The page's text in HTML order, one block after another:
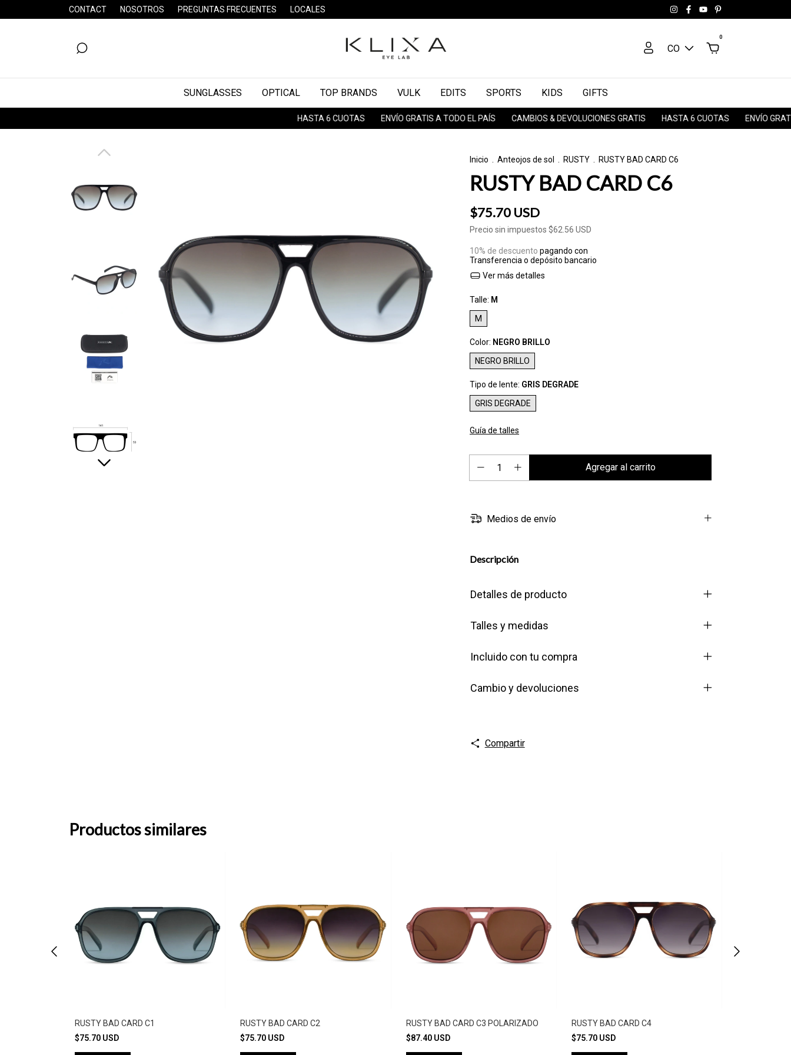
CONTACT NOSOTROS PREGUNTAS FRECUENTES LOCALES
CO
0
SUNGLASSES OPTICAL TOP BRANDS VULK EDITS SPORTS KIDS GIFTS
HASTA 6 CUOTAS ENVÍO GRATIS A TODO EL PAÍS CAMBIOS & DEVOLUCIONES GRATIS HASTA 6 CUOTAS ENVÍO GRATIS A
Inicio Anteojos de sol RUSTY RUSTY BAD CARD C6
RUSTY BAD CARD C6
$75.70 USD
Precio sin impuestos $62.56 USD
10% de descuento pagando con
Transferencia o depósito bancario
Ver más detalles
Talle: M
M
Color: NEGRO BRILLO
NEGRO BRILLO
Tipo de lente: GRIS DEGRADE
GRIS DEGRADE
Guía de talles
Medios de envío
Descripción
Detalles de producto
Talles y medidas
Incluido con tu compra
Cambio y devoluciones
Compartir
Productos similares
RUSTY BAD CARD C1
$75.70 USD
RUSTY BAD CARD C2
$75.70 USD
RUSTY BAD CARD C3 POLARIZADO
$87.40 USD
RUSTY BAD CARD C4
$75.70 USD